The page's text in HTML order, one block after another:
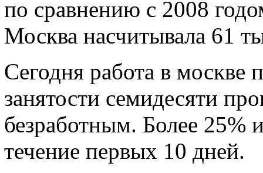
по сравнению с 2008
Москва насчитывала 61
Сегодня работа в москве
занятости семидесяти
безработным. Более 25%
течение первых 10 дней.